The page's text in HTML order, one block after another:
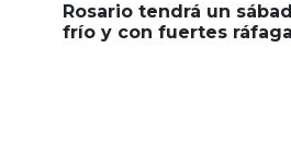
Rosario tendrá un
frío y con fuertes